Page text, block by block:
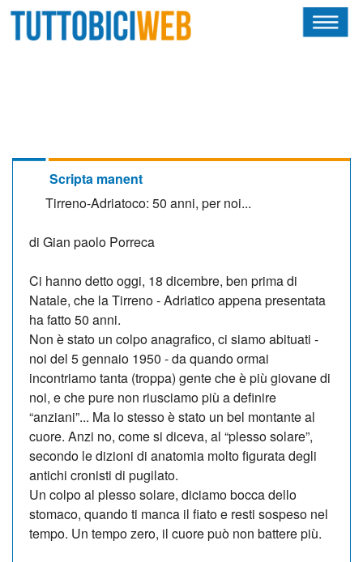
CALENDARIO
OSCAR
ALBI D'ORO
NEWSLETTER
Scripta manent
Tirreno-Adriatoco: 50 anni, per noi...
di Gian paolo Porreca
Ci hanno detto oggi, 18 dicembre, ben prima di
Natale, che la Tirreno - Adriatico appena presentata
ha fatto 50 anni.
Non è stato un colpo anagrafico, ci siamo abituati -
noi del 5 gennaio 1950 - da quando or­mai
incontriamo tanta (troppa) gente che è più giovane di
noi, e che pure non riusciamo più a definire
“anziani”... Ma lo stesso è stato un bel montante al
cuore. Anzi no, come si diceva, al “plesso solare”,
secondo le dizioni di anatomia molto figurata degli
antichi cronisti di pu­gilato.
Un colpo al plesso solare, diciamo bocca dello
stomaco, quando ti manca il fiato e resti so­spe­so nel
tempo. Un tempo ze­ro, il cuore può non battere più.